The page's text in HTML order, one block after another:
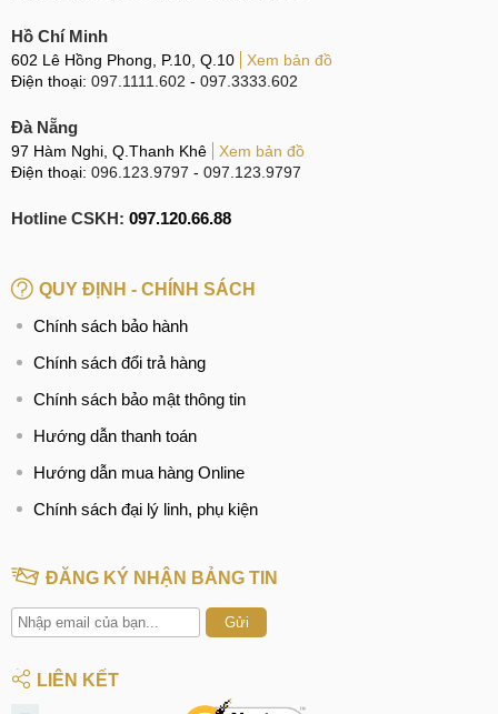
Hồ Chí Minh
602 Lê Hồng Phong, P.10, Q.10
Xem bản đồ
Điện thoại: 097.1111.602 - 097.3333.602
Đà Nẵng
97 Hàm Nghi, Q.Thanh Khê
Xem bản đồ
Điện thoại: 096.123.9797 - 097.123.9797
Hotline CSKH: 097.120.66.88
QUY ĐỊNH - CHÍNH SÁCH
Chính sách bảo hành
Chính sách đổi trả hàng
Chính sách bảo mật thông tin
Hướng dẫn thanh toán
Hướng dẫn mua hàng Online
Chính sách đại lý linh, phụ kiện
ĐĂNG KÝ NHẬN BẢNG TIN
Gửi
LIÊN KẾT